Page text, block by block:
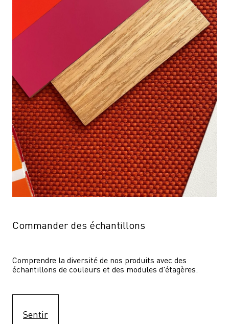
Commander des échantillons
Comprendre la diversité de nos produits avec des
échantillons de couleurs et des modules d'étagères.
Sentir